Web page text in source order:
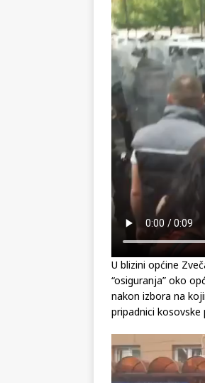
U blizini općine
“osiguranja” oko
nakon izbora na
pripadnici kosovske